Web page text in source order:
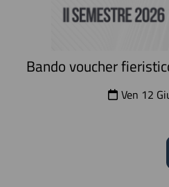
Bando voucher
Ven 12